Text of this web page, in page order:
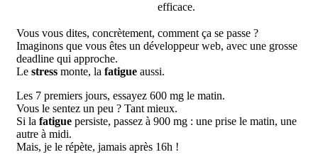
efficace.
Vous vous dites, concrètement, comment ça se passe ?
Imaginons que vous êtes un développeur web, avec une grosse
deadline qui approche.
Le stress monte, la fatigue aussi.
Les 7 premiers jours, essayez 600 mg le matin.
Vous le sentez un peu ? Tant mieux.
Si la fatigue persiste, passez à 900 mg : une prise le matin, une
autre à midi.
Mais, je le répète, jamais après 16h !